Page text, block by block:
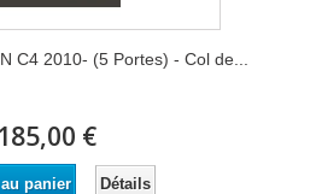
C4 2010- (5 Portes) - Col de...
185,00 €
panier Détails